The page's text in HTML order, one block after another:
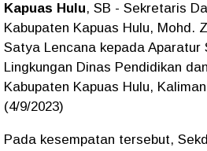
Kapuas Hulu, SB - Sekretaris
Kabupaten Kapuas Hulu, Mohd.
Satya Lencana kepada Aparatur
Lingkungan Dinas Pendidikan
Kabupaten Kapuas Hulu,
(4/9/2023)
Pada kesempatan tersebut,